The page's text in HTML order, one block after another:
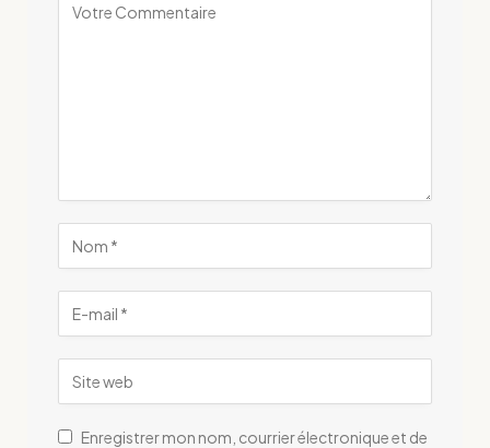
Enregistrer mon nom, courrier électronique et de